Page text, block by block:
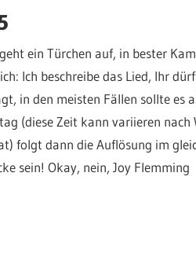
ein Türchen auf, in bester
Ich beschreibe das Lied, Ihr
in den meisten Fällen sollte es
(diese Zeit kann variieren nach
folgt dann die Auflösung im
sein! Okay, nein, Joy Flemming